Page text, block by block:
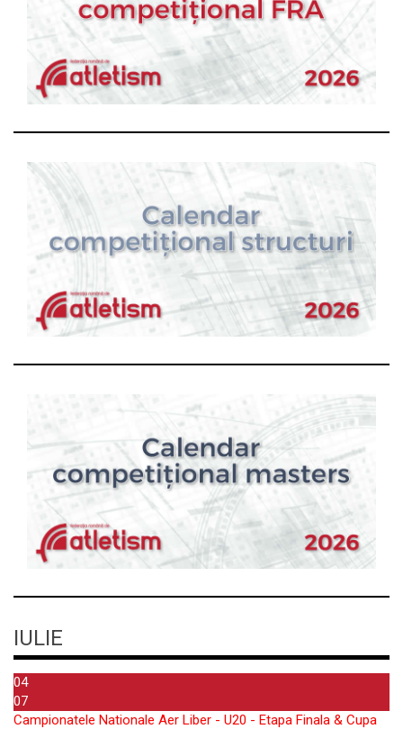
IULIE
04
07
Campionatele Nationale Aer Liber - U20 - Etapa Finala & Cupa